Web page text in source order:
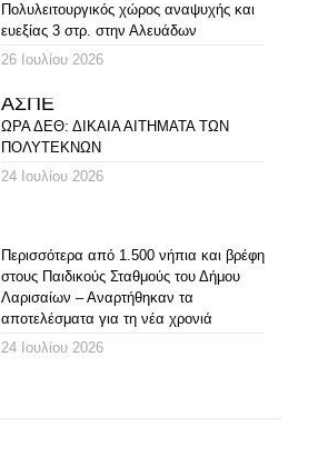
Πολυλειτουργικός χώρος αναψυχής και
ευεξίας 3 στρ. στην Αλευάδων
26 Ιουλίου 2026
ΑΣΠΕ
ΩΡΑ ΔΕΘ: ΔΙΚΑΙΑ ΑΙΤΗΜΑΤΑ ΤΩΝ
ΠΟΛΥΤΕΚΝΩΝ
24 Ιουλίου 2026
Περισσότερα από 1.500 νήπια και βρέφη
στους Παιδικούς Σταθμούς του Δήμου
Λαρισαίων – Αναρτήθηκαν τα
αποτελέσματα για τη νέα χρονιά
24 Ιουλίου 2026